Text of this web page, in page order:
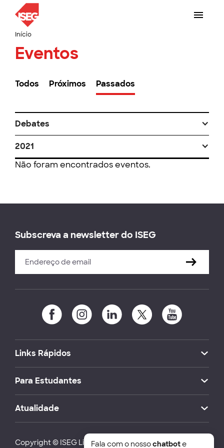
Início
Eventos
Todos Próximos Passados
Debates
2021
Não foram encontrados eventos.
Subscreva a newsletter do ISEG
Links Rápidos
Para Estudantes
Atualidade
Copyright © ISEG Lisbon School of Economics and
Fala com o nossochatbote